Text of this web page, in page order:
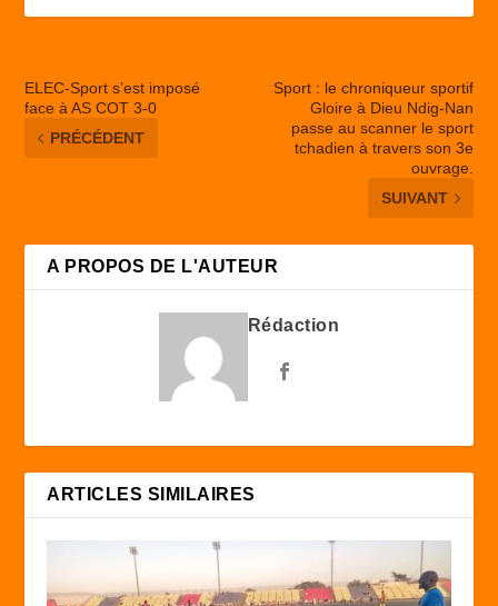
ELEC-Sport s’est imposé
face à AS COT 3-0
PRÉCÉDENT
Sport : le chroniqueur sportif
Gloire à Dieu Ndig-Nan
passe au scanner le sport
tchadien à travers son 3e
ouvrage.
SUIVANT
A PROPOS DE L'AUTEUR
Rédaction
ARTICLES SIMILAIRES